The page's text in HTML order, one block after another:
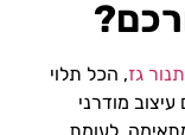
גז, הכל תלוי
מודרני